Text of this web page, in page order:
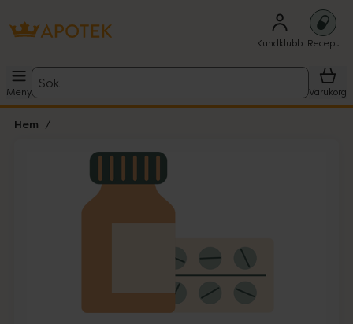
Kundklubb Recept
Meny
Sök
Varukorg
Hem
Lista: . Innehåller 1 objekt.